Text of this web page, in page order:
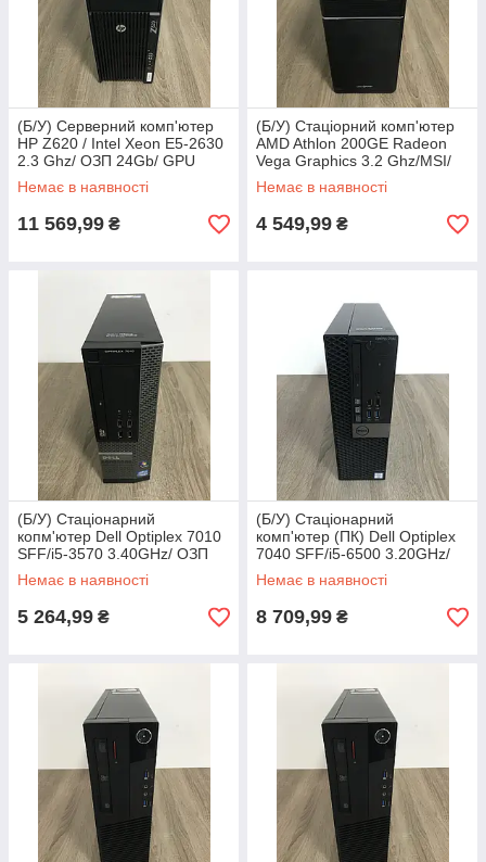
(Б/У) Серверний комп'ютер
HP Z620 / Intel Xeon E5-2630
2.3 Ghz/ ОЗП 24Gb/ GPU
Nvidia K2000D
Немає в наявності
11 569,99 ₴
(Б/У) Стаціорний комп'ютер
AMD Athlon 200GE Radeon
Vega Graphics 3.2 Ghz/MSI/
ОЗП 8 ГБ/ HDD 500Gb
Немає в наявності
4 549,99 ₴
(Б/У) Стаціонарний
копм'ютер Dell Optiplex 7010
SFF/i5-3570 3.40GHz/ ОЗП
8Gb / 1TB HDD
Немає в наявності
5 264,99 ₴
(Б/У) Стаціонарний
комп'ютер (ПК) Dell Optiplex
7040 SFF/i5-6500 3.20GHz/
ОЗП 8Gb DRR4 / 256Gb SSD
Немає в наявності
8 709,99 ₴